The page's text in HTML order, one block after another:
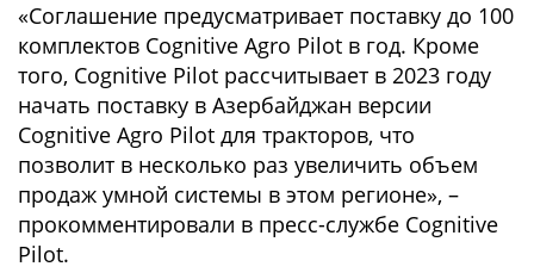
«Соглашение предусматривает поставку до 100
комплектов Cognitive Agro Pilot в год. Кроме
того, Cognitive Pilot рассчитывает в 2023 году
начать поставку в Азербайджан версии
Cognitive Agro Pilot для тракторов, что
позволит в несколько раз увеличить объем
продаж умной системы в этом регионе», –
прокомментировали в пресс-службе Cognitive
Pilot.